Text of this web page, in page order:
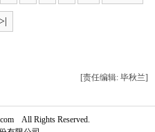
[责任编辑: 毕秋兰]
All Rights Reserved.